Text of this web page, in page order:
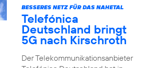
BESSERES NETZ FÜR DAS NAHETAL
Telefónica
Deutschland bringt
5G nach Kirschroth
Der Telekommunikationsanbieter